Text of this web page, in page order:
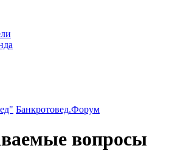
Банкротовед.Форум
вопросы